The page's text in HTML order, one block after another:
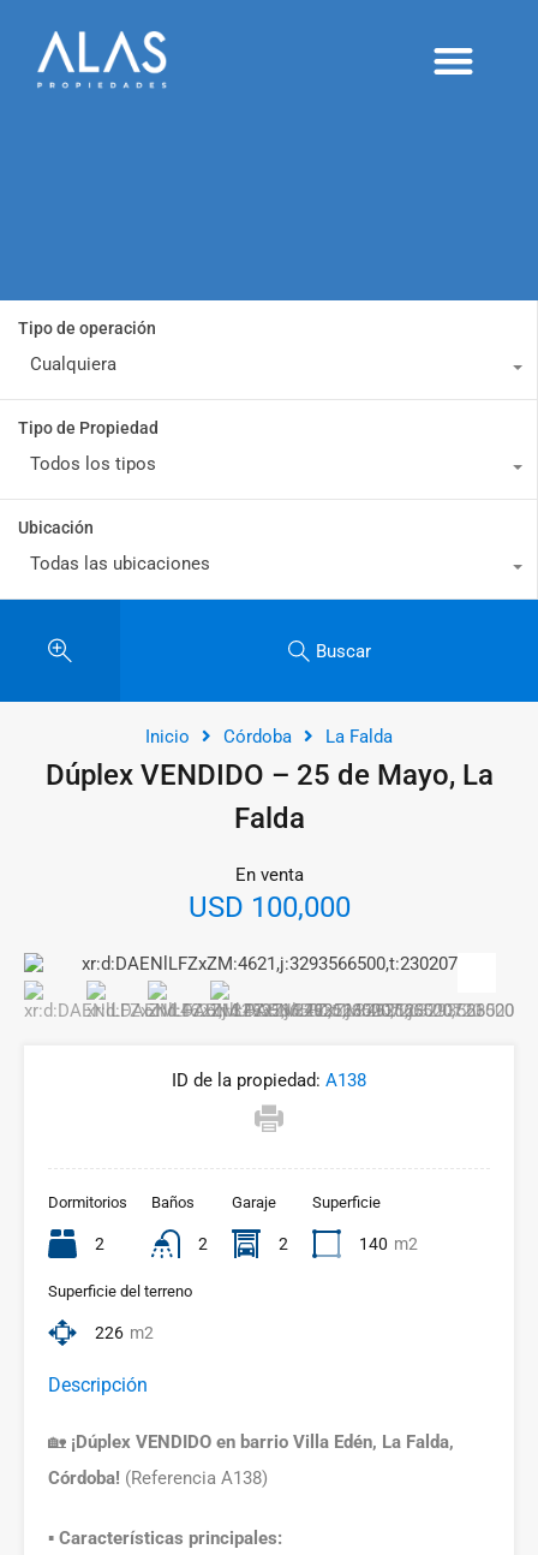
Tipo de operación
Cualquiera
Tipo de Propiedad
Todos los tipos
Ubicación
Todas las ubicaciones
Buscar
Inicio Córdoba La Falda
Dúplex VENDIDO – 25 de Mayo, La
Falda
En venta
USD 100,000
ID de la propiedad: A138
Dormitorios
2
Baños
2
Garaje
2
Superficie
140 m2
Superficie del terreno
226 m2
Descripción
🏡 ¡Dúplex VENDIDO en barrio Villa Edén, La Falda,
Córdoba! (Referencia A138)
▪️ Características principales: